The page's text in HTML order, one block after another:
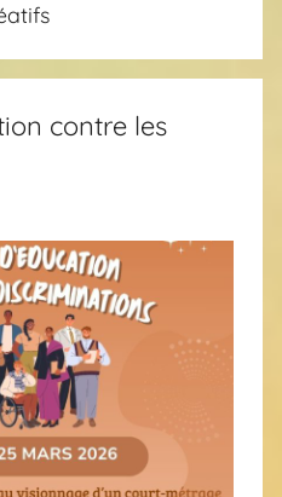
contre les